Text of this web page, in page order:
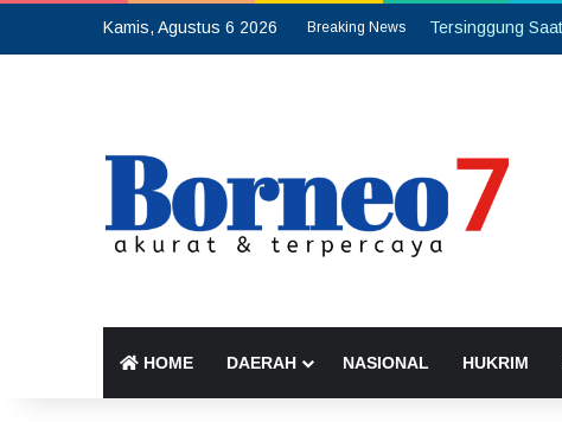
Kamis, Agustus 6 2026 Breaking News
HOME DAERAH NASIONAL HUKRIM